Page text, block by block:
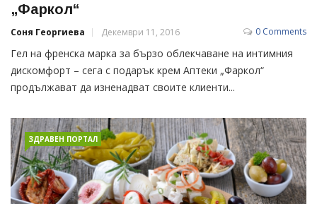
„Фаркол“
Соня Георгиева Декември 11, 2016 0 Comments
Гел на френска марка за бързо облекчаване на интимния
дискомфорт – сега с подарък крем Аптеки „Фаркол“
продължават да изненадват своите клиенти...
ЗДРАВЕН ПОРТАЛ